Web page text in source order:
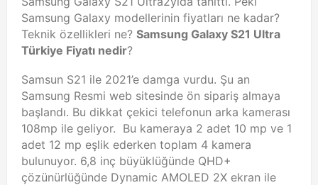
Samsung Galaxy modellerinin fiyatları ne kadar?
Teknik özellikleri ne? Samsung Galaxy S21 Ultra
Türkiye Fiyatı nedir?
Samsun S21 ile 2021’e damga vurdu. Şu an
Samsung Resmi web sitesinde ön sipariş almaya
başlandı. Bu dikkat çekici telefonun arka kamerası
108mp ile geliyor. Bu kameraya 2 adet 10 mp ve 1
adet 12 mp eşlik ederken toplam 4 kamera
bulunuyor. 6,8 inç büyüklüğünde QHD+
çözünürlüğünde Dynamic AMOLED 2X ekran ile